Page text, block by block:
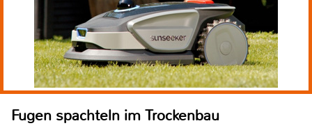
Fugen spachteln im Trockenbau